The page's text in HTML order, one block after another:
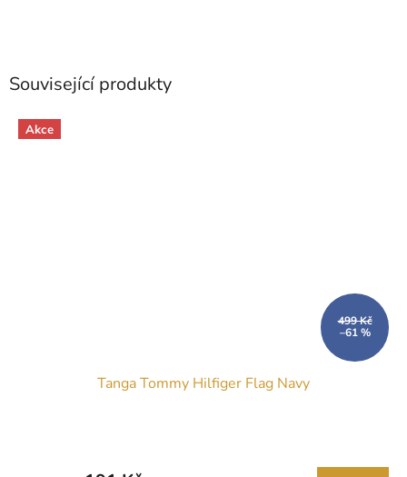
Související produkty
Akce
499 Kč
–61 %
Tanga Tommy Hilfiger Flag Navy